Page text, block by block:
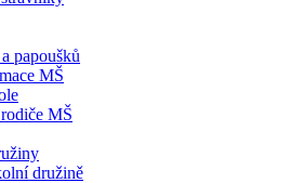
papoušků
MŠ
MŠ
družině